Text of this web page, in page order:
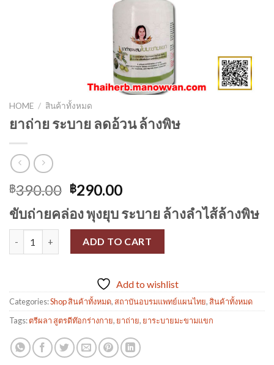
HOME / สินค้าทั้งหมด
ยาถ่าย ระบาย ลดอ้วน ล้างพิษ
฿390.00 Original
was:
฿390.00.
฿290.00Current
is:
฿290.00.
ขับถ่ายคล่อง พุงยุบ ระบาย ล้างลำไส้ล้างพิษ
ยาถ่าย ระบาย ลดอ้วน ล้างพิษ quantity
ADD TO CART
Add to wishlist
Categories:Shop สินค้าทั้งหมด,สถาบันอบรมแพทย์แผนไทย,สินค้าทั้งหมด
Tags:ตรีผลา สูตรดีท๊อกร่างกาย, ยาถ่าย, ยาระบายมะขามแขก